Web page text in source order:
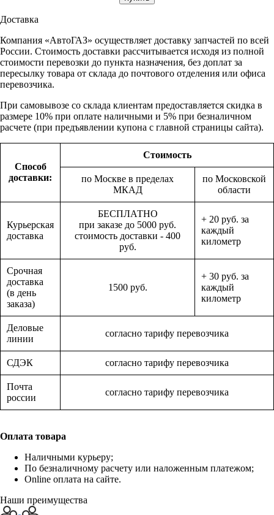
Доставка
Компания «АвтоГАЗ» осуществляет доставку запчастей по всей
России. Стоимость доставки рассчитывается исходя из полной
стоимости перевозки до пункта назначения, без доплат за
пересылку товара от склада до почтового отделения или офиса
перевозчика.
При самовывозе со склада клиентам предоставляется скидка в
размере 10% при оплате наличными и 5% при безналичном
расчете (при предъявлении купона с главной страницы сайта).
Способ
доставки:
Стоимость
по Москве в пределах
МКАД
по Московской
области
Курьерская
доставка
БЕСПЛАТНО
при заказе до 5000 руб.
стоимость доставки - 400
руб.
+ 20 руб. за
каждый
километр
Срочная
доставка
(в день
заказа)
1500 руб.
+ 30 руб. за
каждый
километр
Деловые
линии
согласно тарифу перевозчика
СДЭК согласно тарифу перевозчика
Почта
россии
согласно тарифу перевозчика
Оплата товара
Наличными курьеру;
По безналичному расчету или наложенным платежом;
Online оплата на сайте.
Наши преимущества